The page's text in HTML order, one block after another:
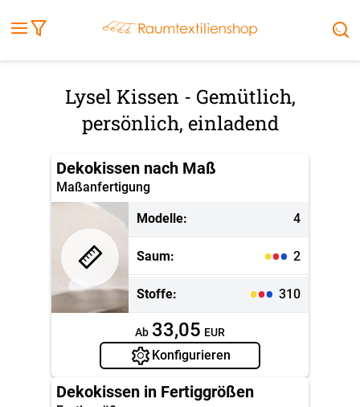
Außenrollo
Stoffe
Markise Sonnensegel
Lysel Kissen - Gemütlich,
persönlich, einladend
Dekokissen nach Maß
Maßanfertigung
Modelle: 4
Saum: 2
Stoffe: 310
Ab 33,05 EUR
Konfigurieren
Dekokissen in Fertiggrößen